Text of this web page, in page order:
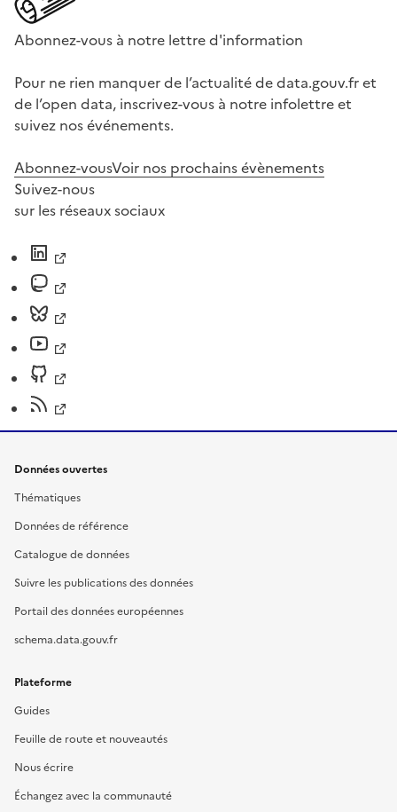
Abonnez-vous à notre lettre d'information
Pour ne rien manquer de l’actualité de data.gouv.fr et
de l’open data, inscrivez-vous à notre infolettre et
suivez nos événements.
Abonnez-vousVoir nos prochains évènements
Suivez-nous
sur les réseaux sociaux
Données ouvertes
Thématiques
Données de référence
Catalogue de données
Suivre les publications des données
Portail des données européennes
schema.data.gouv.fr
Plateforme
Guides
Feuille de route et nouveautés
Nous écrire
Échangez avec la communauté